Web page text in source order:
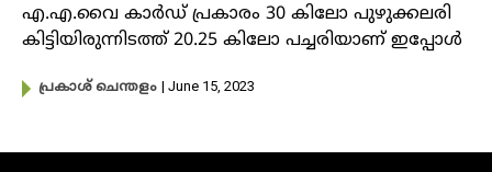
എ.എ.വൈ കാർഡ് പ്രകാരം 30 കിലോ പുഴുക്കലരി
കിട്ടിയിരുന്നിടത്ത് 20.25 കിലോ പച്ചരിയാണ് ഇപ്പോൾ
പ്രകാശ് ചെന്തളം | June 15, 2023